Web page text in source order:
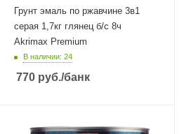
Грунт эмаль по ржавчине 3в1
серая 1,7кг глянец б/с 8ч
Akrimax Premium
В наличии: 24
770 руб./банк